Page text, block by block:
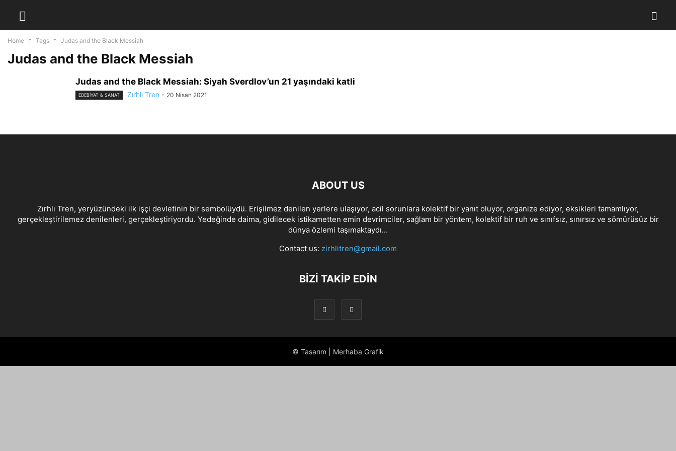
Home Tags Judas and the Black Messiah
Judas and the Black Messiah
Judas and the Black Messiah: Siyah Sverdlov’un 21 yaşındaki katli
EDEBIYAT & SANAT Zırhlı Tren - 20 Nisan 2021
ABOUT US
Zırhlı Tren, yeryüzündeki ilk işçi devletinin bir sembolüydü. Erişilmez denilen yerlere ulaşıyor, acil sorunlara kolektif bir yanıt oluyor, organize ediyor, eksikleri tamamlıyor,
gerçekleştirilemez denilenleri, gerçekleştiriyordu. Yedeğinde daima, gidilecek istikametten emin devrimciler, sağlam bir yöntem, kolektif bir ruh ve sınıfsız, sınırsız ve sömürüsüz bir
dünya özlemi taşımaktaydı…
Contact us: zirhlitren@gmail.com
BİZİ TAKİP EDİN
© Tasarım | Merhaba Grafik